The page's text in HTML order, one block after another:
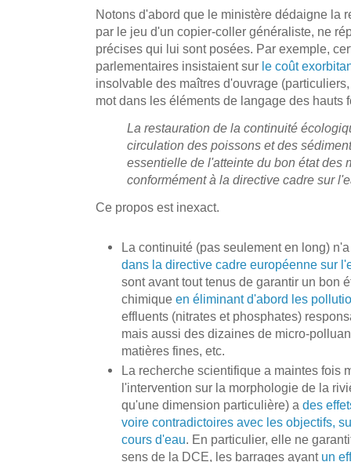
Notons d'abord que le ministère dédaigne la
par le jeu d'un copier-coller généraliste, ne
précises qui lui sont posées. Par exemple,
parlementaires insistaient sur le coût
insolvable des maîtres d'ouvrage
mot dans les éléments de langage des hauts
La restauration de la continuité
circulation des poissons et des
essentielle de l'atteinte du bon état des
conformément à la directive cadre sur
Ce propos est inexact.
La continuité (pas seulement en long)
dans la directive cadre européenne sur
sont avant tout tenus de garantir un bon
chimique en éliminant d'abord les
effluents (nitrates et phosphates)
mais aussi des dizaines de micro-
matières fines, etc.
La recherche scientifique a maintes fois
l'intervention sur la morphologie de la
qu'une dimension particulière) a des
voire contradictoires avec les objectifs,
cours d'eau. En particulier, elle ne
sens de la DCE, les barrages ayant un